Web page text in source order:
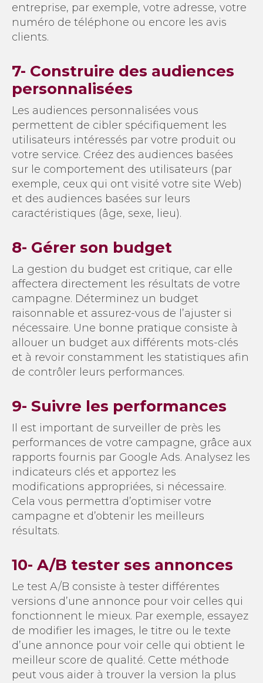
entreprise, par exemple, votre adresse, votre
numéro de téléphone ou encore les avis
clients.
7- Construire des audiences
personnalisées
Les audiences personnalisées vous
permettent de cibler spécifiquement les
utilisateurs intéressés par votre produit ou
votre service. Créez des audiences basées
sur le comportement des utilisateurs (par
exemple, ceux qui ont visité votre site Web)
et des audiences basées sur leurs
caractéristiques (âge, sexe, lieu).
8- Gérer son budget
La gestion du budget est critique, car elle
affectera directement les résultats de votre
campagne. Déterminez un budget
raisonnable et assurez-vous de l’ajuster si
nécessaire. Une bonne pratique consiste à
allouer un budget aux différents mots-clés
et à revoir constamment les statistiques afin
de contrôler leurs performances.
9- Suivre les performances
Il est important de surveiller de près les
performances de votre campagne, grâce aux
rapports fournis par Google Ads. Analysez les
indicateurs clés et apportez les
modifications appropriées, si nécessaire.
Cela vous permettra d’optimiser votre
campagne et d’obtenir les meilleurs
résultats.
10- A/B tester ses annonces
Le test A/B consiste à tester différentes
versions d’une annonce pour voir celles qui
fonctionnent le mieux. Par exemple, essayez
de modifier les images, le titre ou le texte
d’une annonce pour voir celle qui obtient le
meilleur score de qualité. Cette méthode
peut vous aider à trouver la version la plus